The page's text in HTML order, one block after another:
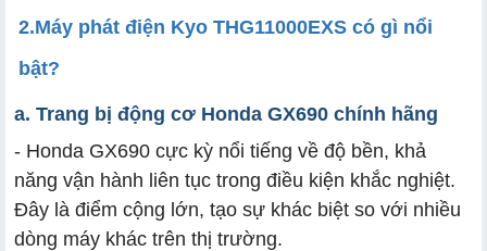
2.Máy phát điện Kyo THG11000EXS có gì nổi
bật?
a. Trang bị động cơ Honda GX690 chính hãng
- Honda GX690 cực kỳ nổi tiếng về độ bền, khả
năng vận hành liên tục trong điều kiện khắc nghiệt.
Đây là điểm cộng lớn, tạo sự khác biệt so với nhiều
dòng máy khác trên thị trường.